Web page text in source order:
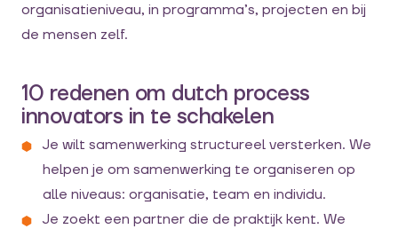
organisatieniveau, in programma’s, projecten en bij
de mensen zelf.
10 redenen om dutch process
innovators in te schakelen
Je wilt samenwerking structureel versterken. We
helpen je om samenwerking te organiseren op
alle niveaus: organisatie, team en individu.
Je zoekt een partner die de praktijk kent. We